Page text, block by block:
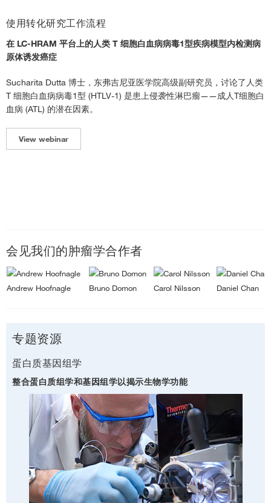
使用转化研究工作流程
在 LC-HRAM 平台上的人类 T 细胞白血病病毒1型疾病模型内检测病
原体诱发癌症
Sucharita Dutta 博士，东弗吉尼亚医学院高级副研究员，讨论了人类
T 细胞白血病病毒1型 (HTLV-1) 是患上侵袭性淋巴瘤——成人T细胞白
血病 (ATL) 的潜在因素。
View webinar
会见我们的肿瘤学合作者
Andrew Hoofnagle Bruno Domon Carol Nilsson Daniel Chan
专题资源
蛋白质基因组学
整合蛋白质组学和基因组学以揭示生物学功能